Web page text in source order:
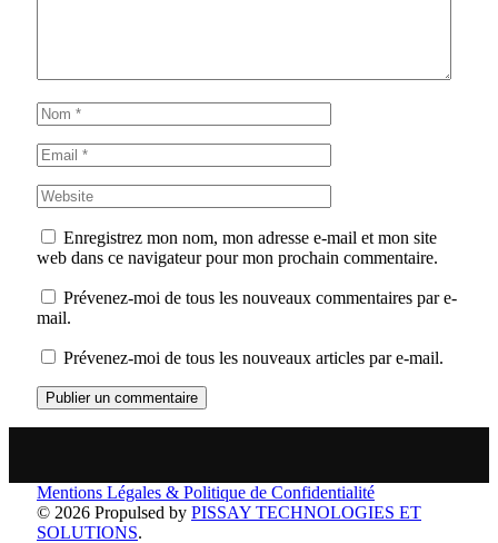
Enregistrez mon nom, mon adresse e-mail et mon site
web dans ce navigateur pour mon prochain commentaire.
Prévenez-moi de tous les nouveaux commentaires par e-
mail.
Prévenez-moi de tous les nouveaux articles par e-mail.
Mentions Légales & Politique de Confidentialité
© 2026 Propulsed by PISSAY TECHNOLOGIES ET
SOLUTIONS.